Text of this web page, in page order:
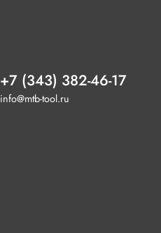
+7 (343) 382-46-17
info@mtb-tool.ru